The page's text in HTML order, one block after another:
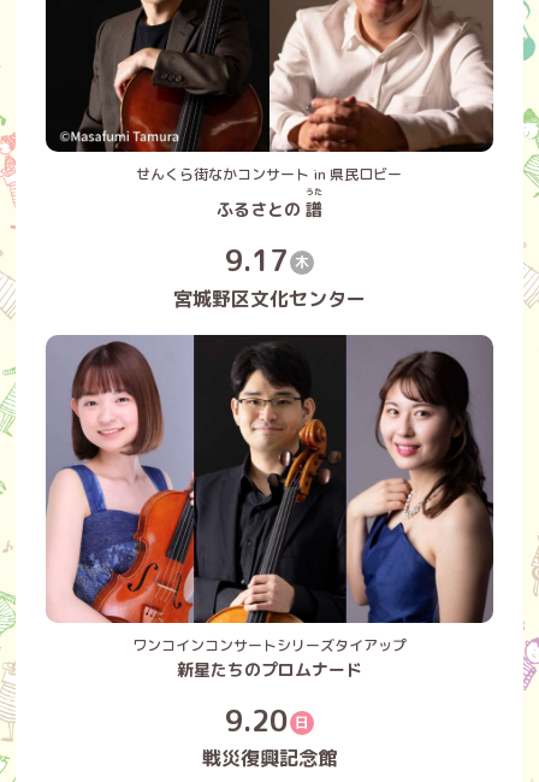
せんくら街なかコンサート in 県民ロビー
ふるさとの 譜
うた
9.17 木
宮城野区文化センター
ワンコインコンサートシリーズタイアップ
新星たちのプロムナード
9.20 日
戦災復興記念館